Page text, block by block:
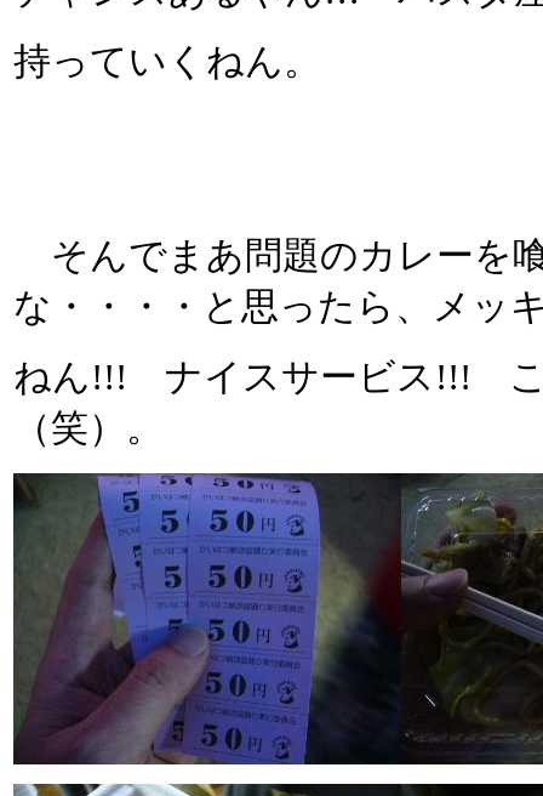
持っていくねん。
そんでまあ問題のカレーを
な・・・・と思ったら、メッ
ねん!!! ナイスサービス!!! こ
（笑）。